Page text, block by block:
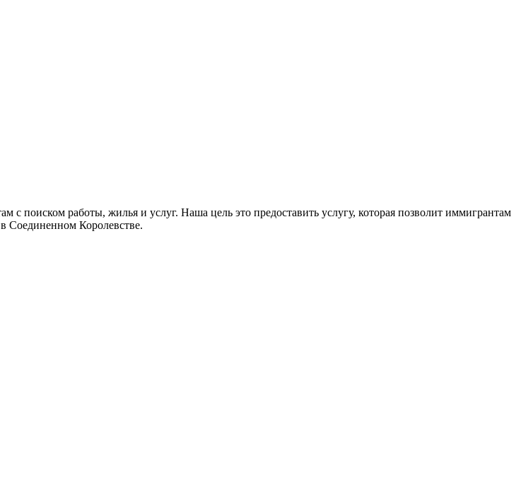
поиском работы, жилья и услуг. Наша цель это предоставить услугу, которая позволит иммигрантам
Соединенном Королевстве.